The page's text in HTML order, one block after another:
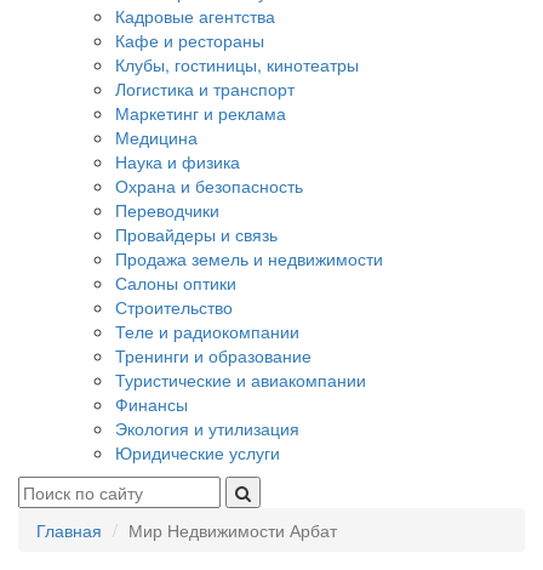
Кадровые агентства
Кафе и рестораны
Клубы, гостиницы, кинотеатры
Логистика и транспорт
Маркетинг и реклама
Медицина
Наука и физика
Охрана и безопасность
Переводчики
Провайдеры и связь
Продажа земель и недвижимости
Салоны оптики
Строительство
Теле и радиокомпании
Тренинги и образование
Туристические и авиакомпании
Финансы
Экология и утилизация
Юридические услуги
Главная Мир Недвижимости Арбат